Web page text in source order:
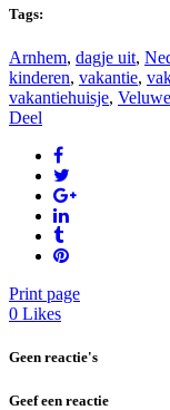
Tags:
Arnhem, dagje uit,
kinderen, vakantie,
vakantiehuisje, Veluwe
Deel
Print page
0 Likes
Geen reactie's
Geef een reactie